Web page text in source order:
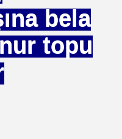
bela
topu